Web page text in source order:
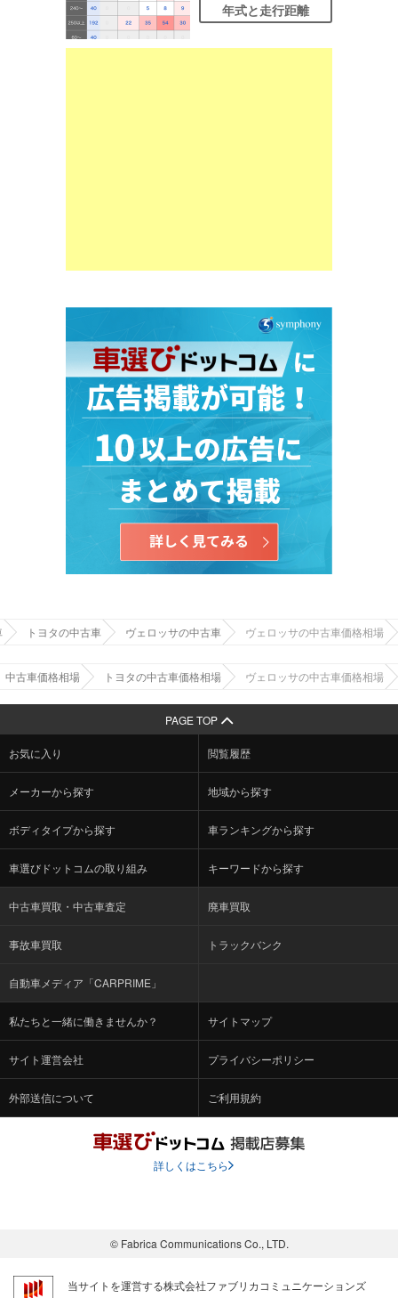
年式と走行距離
トヨタの中古車 ヴェロッサの中古車 ヴェロッサの中古車価格相場
中古車価格相場 トヨタの中古車価格相場 ヴェロッサの中古車価格相場
PAGE TOP
お気に入り 閲覧履歴
メーカーから探す 地域から探す
ボディタイプから探す 車ランキングから探す
車選びドットコムの取り組み キーワードから探す
中古車買取・中古車査定 廃車買取
事故車買取 トラックバンク
自動車メディア「CARPRIME」
私たちと一緒に働きませんか？ サイトマップ
サイト運営会社 プライバシーポリシー
外部送信について ご利用規約
詳しくはこちら
© Fabrica Communications Co., LTD.
当サイトを運営する株式会社ファブリカコミュニケーションズ